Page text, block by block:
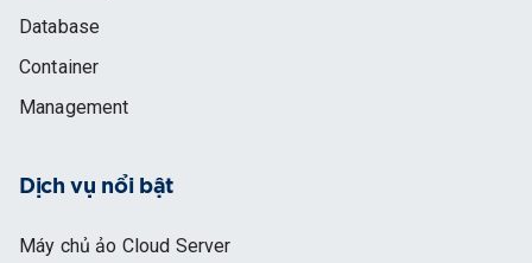
Database
Container
Management
Dịch vụ nổi bật
Máy chủ ảo Cloud Server